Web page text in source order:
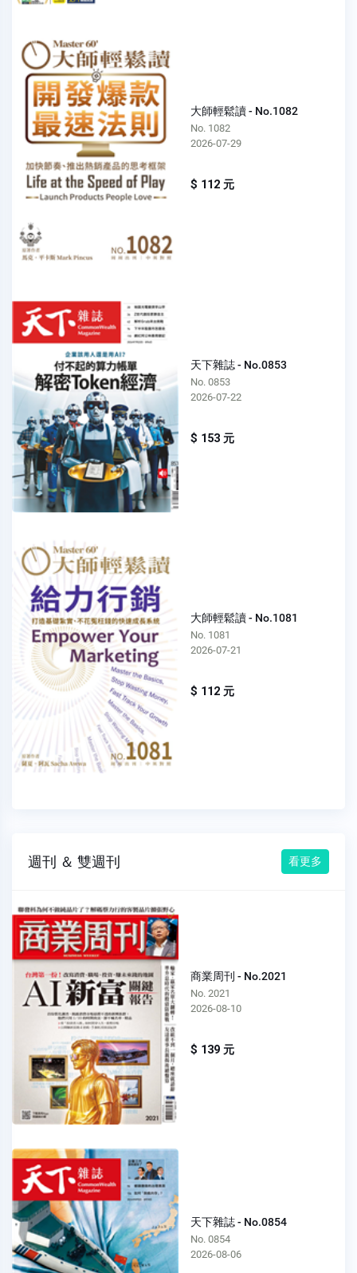
大師輕鬆讀 - No.1082
No. 1082
2026-07-29
$ 112 元
天下雜誌 - No.0853
No. 0853
2026-07-22
$ 153 元
大師輕鬆讀 - No.1081
No. 1081
2026-07-21
$ 112 元
週刊 ＆ 雙週刊 看更多
商業周刊 - No.2021
No. 2021
2026-08-10
$ 139 元
天下雜誌 - No.0854
No. 0854
2026-08-06